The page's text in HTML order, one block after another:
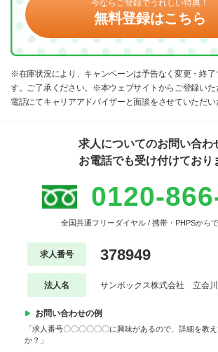
今ならご登録でうれしい特典！
無料登録はこちら
※在庫状況により、キャンペーンは予告なく変更・終了
す。ご了承ください。※本ウェブサイトからご登録いた
電話にてキャリアアドバイザーと面談をさせていただい
求人についてのお問い合わ
お電話でも受け付けており
0120-
全国共通フリーダイヤル / 携帯・PHPSから
求人番号 378949
法人名 サンボックス株式会社 立会
お問い合わせの例
「求人番号〇〇〇〇〇〇に興味があるので、詳細を教
か？」